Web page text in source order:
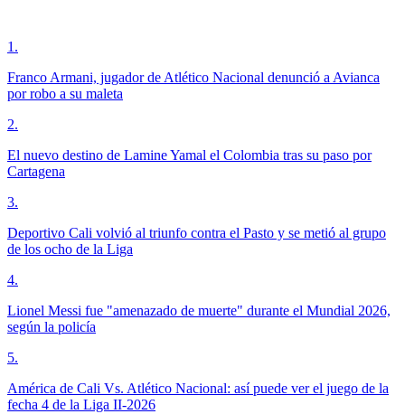
1 .
Franco Armani, jugador de Atlético Nacional denunció a Avianca
por robo a su maleta
2.
El nuevo destino de Lamine Yamal el Colombia tras su paso por
Cartagena
3.
Deportivo Cali volvió al triunfo contra el Pasto y se metió al grupo
de los ocho de la Liga
4.
Lionel Messi fue "amenazado de muerte" durante el Mundial 2026,
según la policía
5.
América de Cali Vs. Atlético Nacional: así puede ver el juego de la
fecha 4 de la Liga II-2026